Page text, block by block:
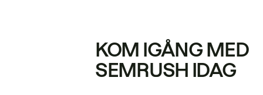
KOM IGÅNG MED
SEMRUSH IDAG